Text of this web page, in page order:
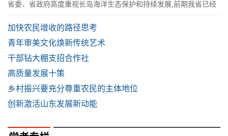
省委、省政府高度重视长岛海洋生态保护和持续发展,前期我省已经
加快农民增收的路径思考
青年审美文化焕新传统艺术
干部钻大棚支招合作社
高质量发展十策
乡村振兴要充分尊重农民的主体地位
创新激活山东发展新动能